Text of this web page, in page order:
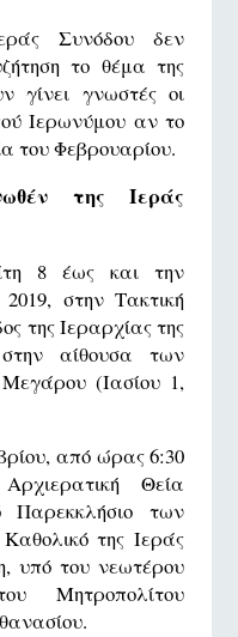
Συνόδου δεν
το θέμα της
γίνει γνωστές οι
Ιερωνύμου αν το
του Φεβρουαρίου.
της Ιεράς
8 έως και την
στην Tακτική
της Ιεραρχίας της
αίθουσα των
(Ιασίου 1,
από ώρας 6:30
Θεία
Παρεκκλήσιο των
της Ιεράς
υπό του νεωτέρου
Μητροπολίτου